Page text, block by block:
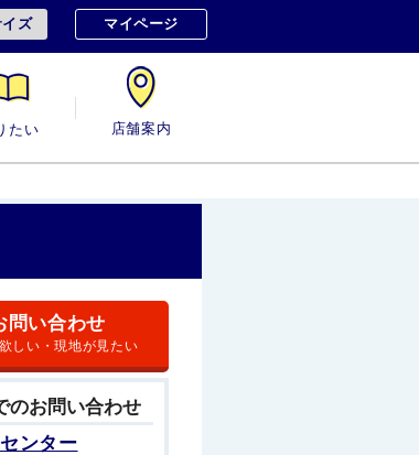
ズ マイページ
たい 店舗案内
問い合わせ
しい・現地が見たい
のお問い合わせ
ンター